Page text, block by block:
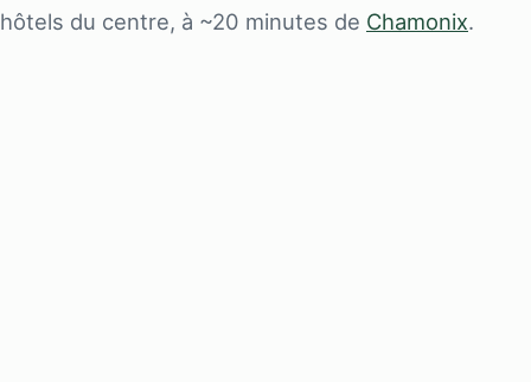
hôtels du centre, à ~20 minutes de Chamonix.